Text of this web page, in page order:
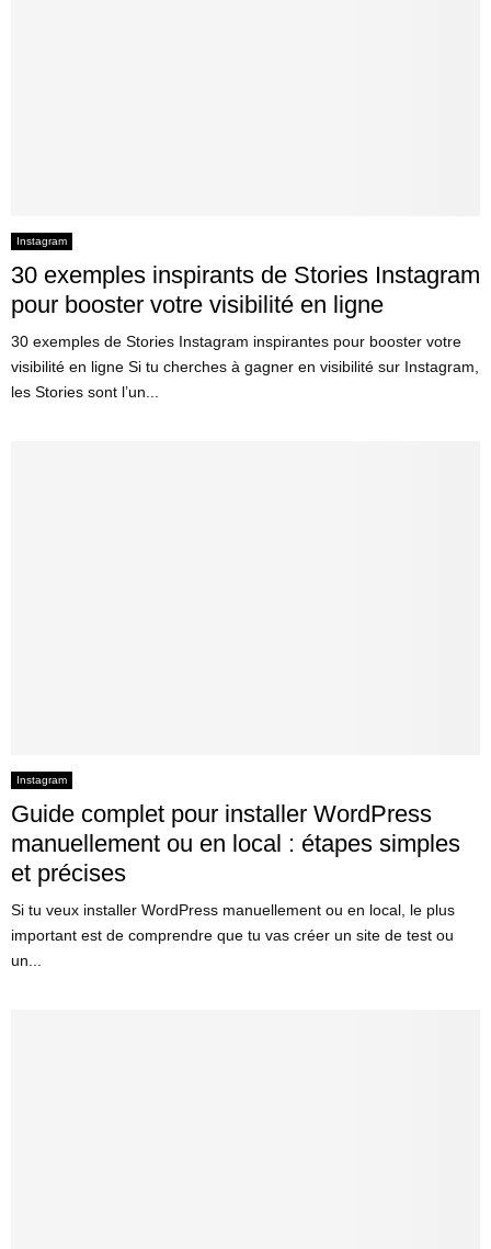
Instagram
30 exemples inspirants de Stories Instagram
pour booster votre visibilité en ligne
30 exemples de Stories Instagram inspirantes pour booster votre
visibilité en ligne Si tu cherches à gagner en visibilité sur Instagram,
les Stories sont l’un...
Instagram
Guide complet pour installer WordPress
manuellement ou en local : étapes simples
et précises
Si tu veux installer WordPress manuellement ou en local, le plus
important est de comprendre que tu vas créer un site de test ou
un...